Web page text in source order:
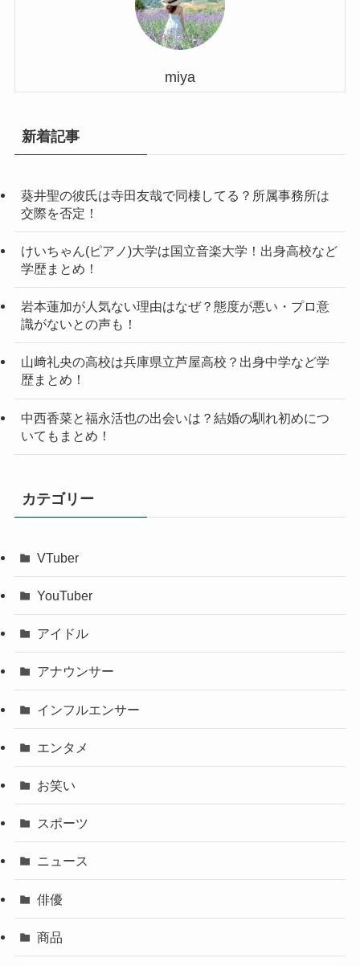
miya
新着記事
葵井聖の彼氏は寺田友哉で同棲してる？所属事務所は
交際を否定！
けいちゃん(ピアノ)大学は国立音楽大学！出身高校など
学歴まとめ！
岩本蓮加が人気ない理由はなぜ？態度が悪い・プロ意
識がないとの声も！
山﨑礼央の高校は兵庫県立芦屋高校？出身中学など学
歴まとめ！
中西香菜と福永活也の出会いは？結婚の馴れ初めにつ
いてもまとめ！
カテゴリー
VTuber
YouTuber
アイドル
アナウンサー
インフルエンサー
エンタメ
お笑い
スポーツ
ニュース
俳優
商品